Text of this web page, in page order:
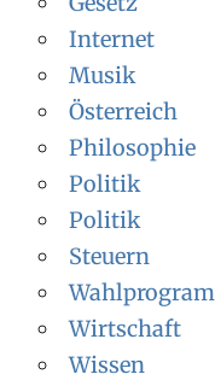
Internet
Musik
Österreich
Philosophie
Politik
Politik
Steuern
Wirtschaft
Wissen